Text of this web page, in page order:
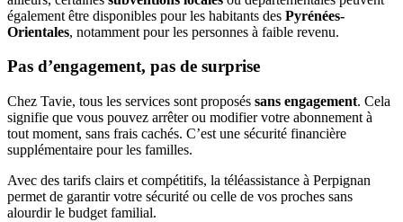
également être disponibles pour les habitants des Pyrénées-
Orientales, notamment pour les personnes à faible revenu.
Pas d’engagement, pas de surprise
Chez Tavie, tous les services sont proposés sans engagement. Cela
signifie que vous pouvez arrêter ou modifier votre abonnement à
tout moment, sans frais cachés. C’est une sécurité financière
supplémentaire pour les familles.
Avec des tarifs clairs et compétitifs, la téléassistance à Perpignan
permet de garantir votre sécurité ou celle de vos proches sans
alourdir le budget familial.